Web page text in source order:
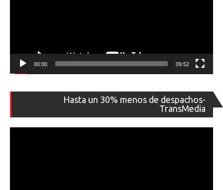
00:00 09:52
Hasta un 30% menos de despachos-
TransMedia
de